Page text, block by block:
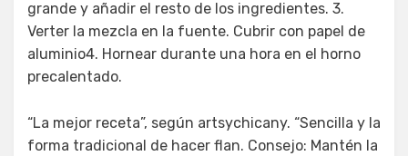
grande y añadir el resto de los ingredientes. 3.
Verter la mezcla en la fuente. Cubrir con papel de
aluminio4. Hornear durante una hora en el horno
precalentado.
“La mejor receta”, según artsychicany. “Sencilla y la
forma tradicional de hacer flan. Consejo: Mantén la